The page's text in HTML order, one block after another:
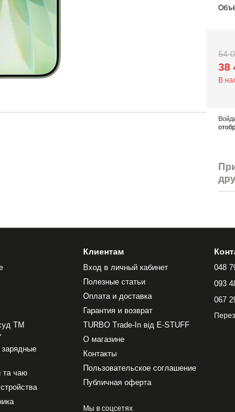
54
38
В
ТМ
зарядные
та чаю
Клиентам
Вход в личный кабинет
Полезные статьи
Оплата и доставка
Гарантия и возврат
TURBO Trade-In від E-STUFF
О магазине
Контакты
Пользовательское соглашение
Публичная оферта
Мы в соцсетях
048
093
067